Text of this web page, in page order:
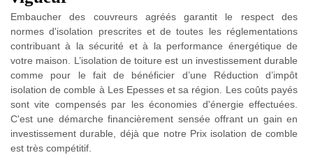
Embaucher des couvreurs agréés garantit le respect des
normes d'isolation prescrites et de toutes les réglementations
contribuant à la sécurité et à la performance énergétique de
votre maison. L’isolation de toiture est un investissement durable
comme pour le fait de bénéficier d’une Réduction d’impôt
isolation de comble à Les Epesses et sa région. Les coûts payés
sont vite compensés par les économies d'énergie effectuées.
C'est une démarche financièrement sensée offrant un gain en
investissement durable, déjà que notre Prix isolation de comble
est très compétitif.